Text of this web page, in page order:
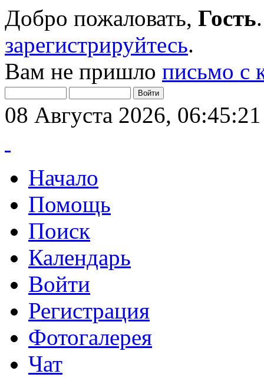
Добро пожаловать, Гость
зарегистрируйтесь.
Вам не пришло письмо с
08 Августа 2026, 06:45:21
Начало
Помощь
Поиск
Календарь
Войти
Регистрация
Фотогалерея
Чат